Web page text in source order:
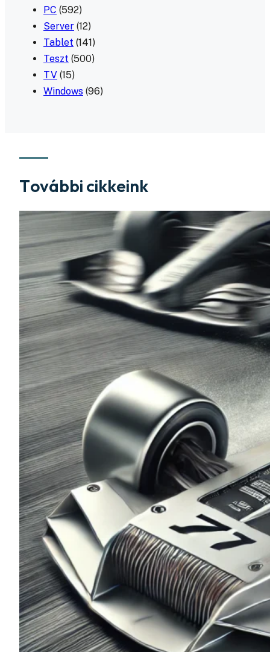
PC (592)
Server (12)
Tablet (141)
Teszt (500)
TV (15)
Windows (96)
További cikkeink